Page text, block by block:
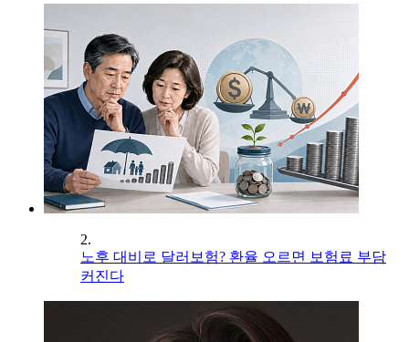
2.
노후 대비로 달러보험? 환율 오르면 보험료 부담
커진다